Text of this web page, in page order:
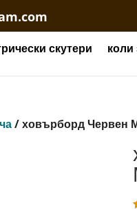
скутери коли
/ ховърборд Червен